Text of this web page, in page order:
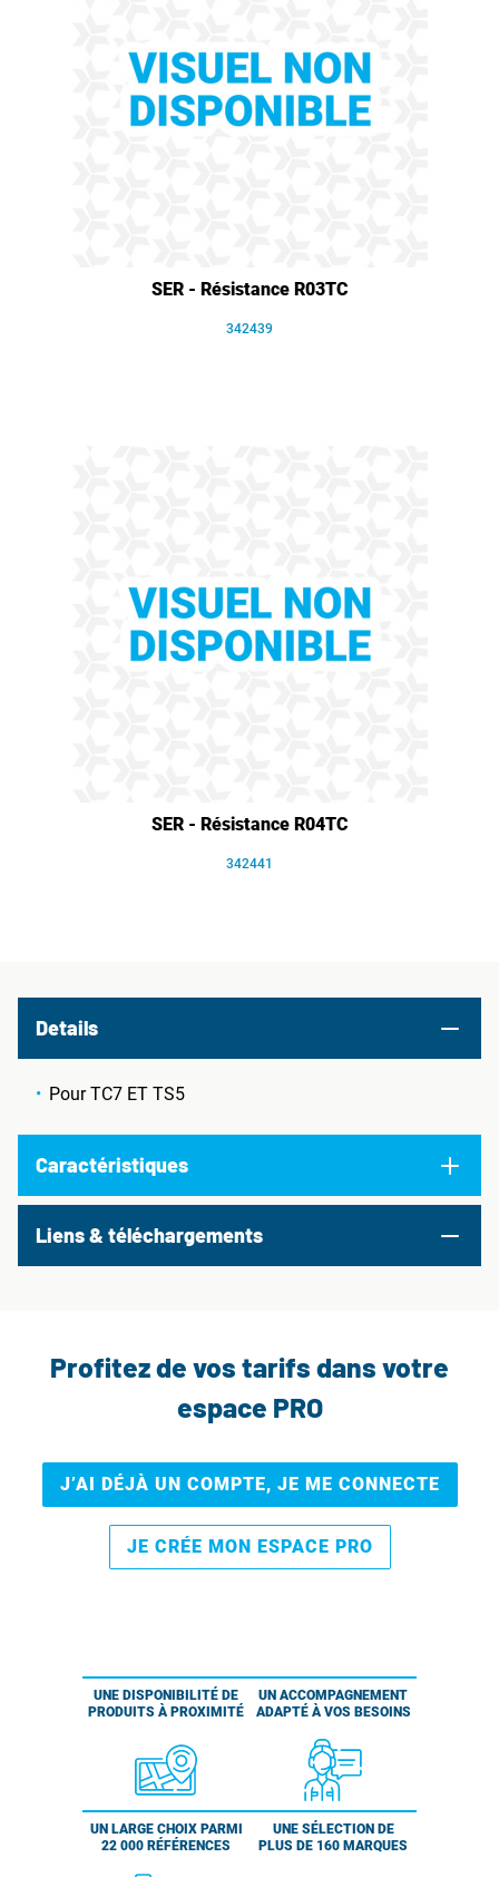
SER - Résistance R03TC
342439
SER - Résistance R04TC
342441
Details
Pour TC7 ET TS5
Caractéristiques
Liens & téléchargements
Profitez de vos tarifs dans votre
espace PRO
J’AI DÉJÀ UN COMPTE, JE ME CONNECTE
JE CRÉE MON ESPACE PRO
UNE DISPONIBILITÉ DE
PRODUITS À PROXIMITÉ
UN ACCOMPAGNEMENT
ADAPTÉ À VOS BESOINS
UN LARGE CHOIX PARMI
22 000 RÉFÉRENCES
UNE SÉLECTION DE
PLUS DE 160 MARQUES